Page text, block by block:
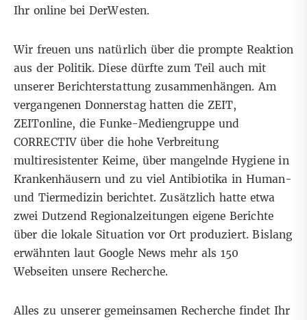
Ihr online bei DerWesten.
Wir freuen uns natürlich über die prompte Reaktion
aus der Politik. Diese dürfte zum Teil auch mit
unserer Berichterstattung zusammenhängen. Am
vergangenen Donnerstag hatten die ZEIT,
ZEITonline, die Funke-Mediengruppe und
CORRECTIV über die hohe Verbreitung
multiresistenter Keime, über mangelnde Hygiene in
Krankenhäusern und zu viel Antibiotika in Human-
und Tiermedizin berichtet. Zusätzlich hatte etwa
zwei Dutzend Regionalzeitungen eigene Berichte
über die lokale Situation vor Ort produziert. Bislang
erwähnten laut Google News mehr als 150
Webseiten unsere Recherche.
Alles zu unserer gemeinsamen Recherche findet Ihr